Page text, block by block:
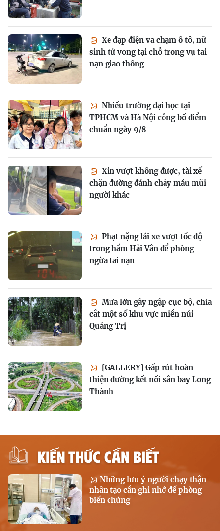
Xe đạp điện va chạm ô tô, nữ
sinh tử vong tại chỗ trong vụ tai
nạn giao thông
Nhiều trường đại học tại
TPHCM và Hà Nội công bố điểm
chuẩn ngày 9/8
Xin vượt không được, tài xế
chặn đường đánh chảy máu mũi
người khác
Phạt nặng lái xe vượt tốc độ
trong hầm Hải Vân để phòng
ngừa tai nạn
Mưa lớn gây ngập cục bộ, chia
cắt một số khu vực miền núi
Quảng Trị
[GALLERY] Gấp rút hoàn
thiện đường kết nối sân bay Long
Thành
KIẾN THỨC CẦN BIẾT
Những lưu ý người chạy thận
nhân tạo cần ghi nhớ để phòng
biến chứng